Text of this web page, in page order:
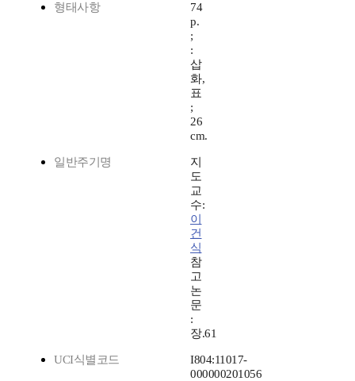
형태사항
74
p.
;
:
삽
화,
표
;
26
cm.
일반주기명
지
도
교
수:
이
건
식
참
고
논
문
:
장.61
UCI식별코드
I804:11017-
000000201056